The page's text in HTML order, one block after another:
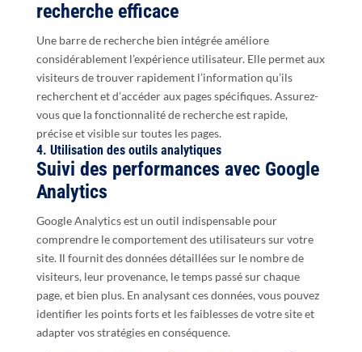
recherche efficace
Une barre de recherche bien intégrée améliore
considérablement l’expérience utilisateur. Elle permet aux
visiteurs de trouver rapidement l’information qu’ils
recherchent et d’accéder aux pages spécifiques. Assurez-
vous que la fonctionnalité de recherche est rapide,
précise et visible sur toutes les pages.
4. Utilisation des outils analytiques
Suivi des performances avec Google
Analytics
Google Analytics est un outil indispensable pour
comprendre le comportement des utilisateurs sur votre
site. Il fournit des données détaillées sur le nombre de
visiteurs, leur provenance, le temps passé sur chaque
page, et bien plus. En analysant ces données, vous pouvez
identifier les points forts et les faiblesses de votre site et
adapter vos stratégies en conséquence.